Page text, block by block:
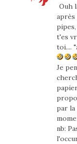
Ouh
après
t'es
toi....
Je
par la
nb: